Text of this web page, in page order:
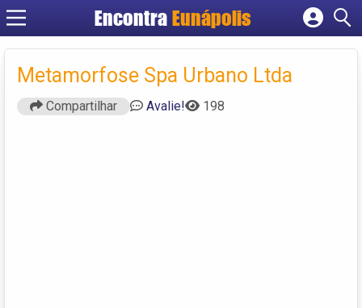
EncontraEunápolis
Cadastrar empresa
Criar conta
Metamorfose Spa Urbano Ltda
Compartilhar Avalie! 198